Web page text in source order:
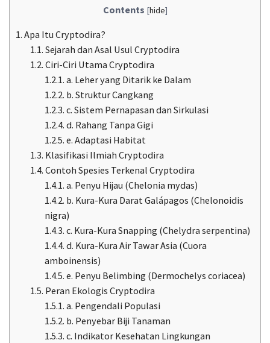
Contents [hide]
1. Apa Itu Cryptodira?
1.1. Sejarah dan Asal Usul Cryptodira
1.2. Ciri-Ciri Utama Cryptodira
1.2.1. a. Leher yang Ditarik ke Dalam
1.2.2. b. Struktur Cangkang
1.2.3. c. Sistem Pernapasan dan Sirkulasi
1.2.4. d. Rahang Tanpa Gigi
1.2.5. e. Adaptasi Habitat
1.3. Klasifikasi Ilmiah Cryptodira
1.4. Contoh Spesies Terkenal Cryptodira
1.4.1. a. Penyu Hijau (Chelonia mydas)
1.4.2. b. Kura-Kura Darat Galápagos (Chelonoidis
nigra)
1.4.3. c. Kura-Kura Snapping (Chelydra serpentina)
1.4.4. d. Kura-Kura Air Tawar Asia (Cuora
amboinensis)
1.4.5. e. Penyu Belimbing (Dermochelys coriacea)
1.5. Peran Ekologis Cryptodira
1.5.1. a. Pengendali Populasi
1.5.2. b. Penyebar Biji Tanaman
1.5.3. c. Indikator Kesehatan Lingkungan